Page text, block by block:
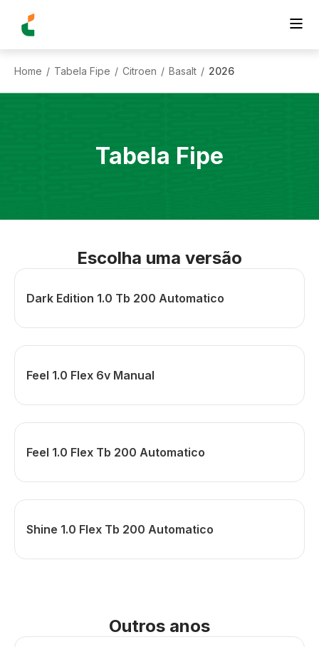
Home / Tabela Fipe / Citroen / Basalt / 2026
Tabela Fipe
Escolha uma versão
Dark Edition 1.0 Tb 200 Automatico
Feel 1.0 Flex 6v Manual
Feel 1.0 Flex Tb 200 Automatico
Shine 1.0 Flex Tb 200 Automatico
Outros anos